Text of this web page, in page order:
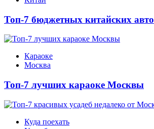
Топ-7 бюджетных китайских авто
Караоке
Москва
Топ-7 лучших караоке Москвы
Куда поехать